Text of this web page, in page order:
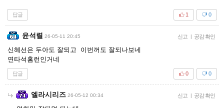
답글 0
1
윤석렬 26-05-11 20:45 신고 | 공감 확인
신혜선은 두아도 잘되고 이번꺼도 잘되나보네
연타석홈런인거네
답글 0
0
엘라시리즈 26-05-12 00:34 신고 | 공감 확인